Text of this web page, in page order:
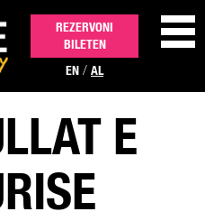
EVENTET
REZERVONI
BILETEN
EN / AL
E